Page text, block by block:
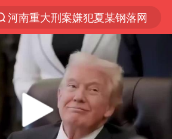
河南重大刑案嫌犯夏某钢落网
光影经济撬动暑期消费新蓝海
浙江上海等地有大雨或暴雨
黄金牛市回来了吗
央视新主播李秋莹孙亚鹏亮相